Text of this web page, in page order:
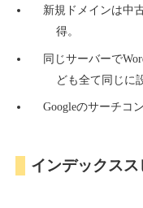
10,800円
campus-
DA 38 外部リン
新規ドメインは中
得。
同じサーバーで
ども全て同じに
Googleのサーチコ
インデックス